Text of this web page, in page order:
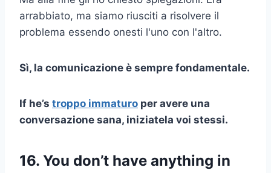
arrabbiato, ma siamo riusciti a risolvere il
problema essendo onesti l'uno con l'altro.
Sì, la comunicazione è sempre fondamentale.
If he’s troppo immaturo per avere una
conversazione sana, iniziatela voi stessi.
16. You don’t have anything in